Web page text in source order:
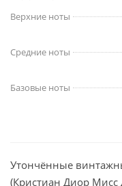
Верхние ноты
Средние ноты
Базовые ноты
Утончённые
(Кристиан Диор